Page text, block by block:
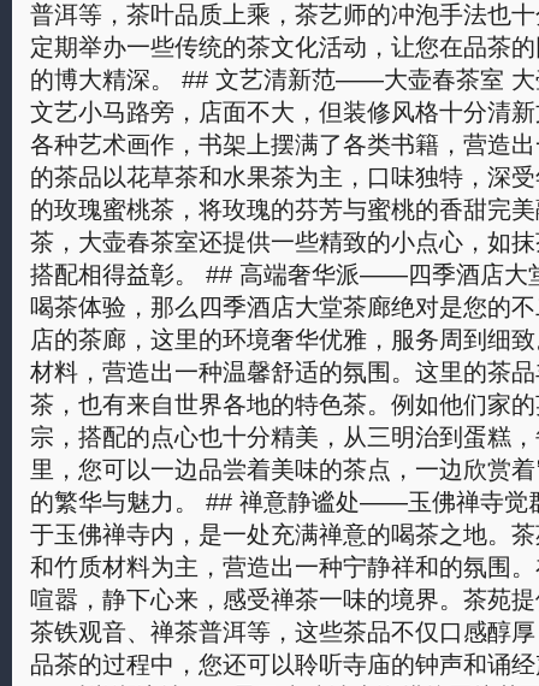
普洱等，茶叶品质上乘，茶艺师的冲泡手法也
定期举办一些传统的茶文化活动，让您在品茶
的博大精深。 ## 文艺清新范——大壶春茶室 大
文艺小马路旁，店面不大，但装修风格十分清
各种艺术画作，书架上摆满了各类书籍，营造
的茶品以花草茶和水果茶为主，口味独特，深
的玫瑰蜜桃茶，将玫瑰的芬芳与蜜桃的香甜完
茶，大壶春茶室还提供一些精致的小点心，如
搭配相得益彰。 ## 高端奢华派——四季酒店大
喝茶体验，那么四季酒店大堂茶廊绝对是您的
店的茶廊，这里的环境奢华优雅，服务周到细
材料，营造出一种温馨舒适的氛围。这里的茶
茶，也有来自世界各地的特色茶。例如他们家
宗，搭配的点心也十分精美，从三明治到蛋糕
里，您可以一边品尝着美味的茶点，一边欣赏
的繁华与魅力。 ## 禅意静谧处——玉佛禅寺觉
于玉佛禅寺内，是一处充满禅意的喝茶之地。
和竹质材料为主，营造出一种宁静祥和的氛围
喧嚣，静下心来，感受禅茶一味的境界。茶苑
茶铁观音、禅茶普洱等，这些茶品不仅口感醇
品茶的过程中，您还可以聆听寺庙的钟声和诵